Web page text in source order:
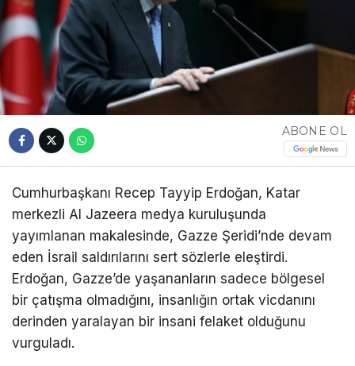
ABONE OL
Cumhurbaşkanı Recep Tayyip Erdoğan, Katar
merkezli Al Jazeera medya kuruluşunda
yayımlanan makalesinde, Gazze Şeridi’nde devam
eden İsrail saldırılarını sert sözlerle eleştirdi.
Erdoğan, Gazze’de yaşananların sadece bölgesel
bir çatışma olmadığını, insanlığın ortak vicdanını
derinden yaralayan bir insani felaket olduğunu
vurguladı.